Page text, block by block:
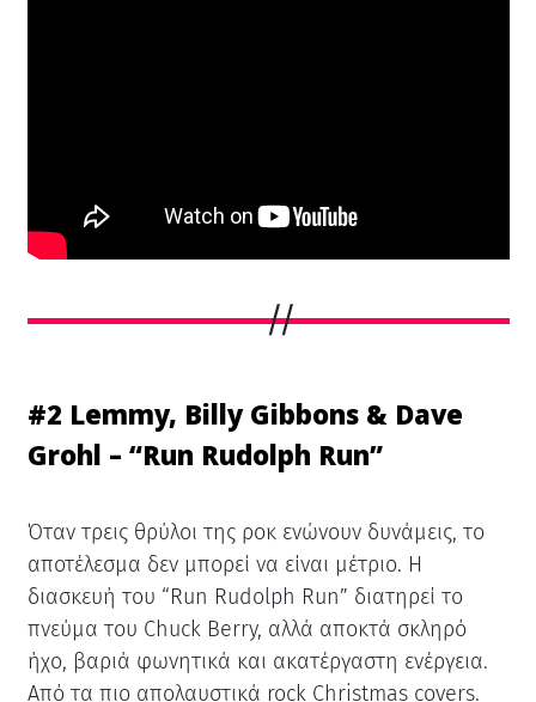
#2 Lemmy, Billy Gibbons & Dave
Grohl – “Run Rudolph Run”
Όταν τρεις θρύλοι της ροκ ενώνουν δυνάμεις, το
αποτέλεσμα δεν μπορεί να είναι μέτριο. Η
διασκευή του “Run Rudolph Run” διατηρεί το
πνεύμα του Chuck Berry, αλλά αποκτά σκληρό
ήχο, βαριά φωνητικά και ακατέργαστη ενέργεια.
Από τα πιο απολαυστικά rock Christmas covers.